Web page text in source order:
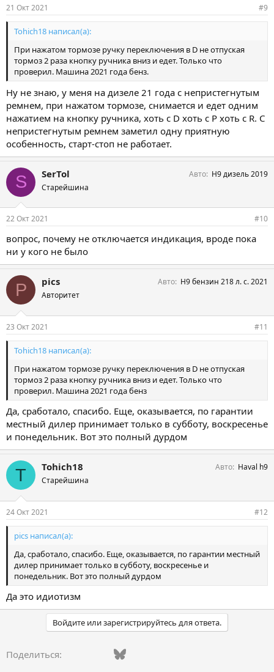
21 Окт 2021 #9
Tohich18 написал(а):
При нажатом тормозе ручку переключения в D не отпуская
тормоз 2 раза кнопку ручника вниз и едет. Только что
проверил. Машина 2021 года бенз.
Ну не знаю, у меня на дизеле 21 года с непристегнутым
ремнем, при нажатом тормозе, снимается и едет одним
нажатием на кнопку ручника, хоть с D хоть с Р хоть с R. С
непристегнутым ремнем заметил одну приятную
особенность, старт-стоп не работает.
S SerTol
Старейшина
Авто Н9 дизель 2019
22 Окт 2021 #10
вопрос, почему не отключается индикация, вроде пока
ни у кого не было
P pics
Авторитет
Авто H9 бензин 218 л. с. 2021
23 Окт 2021 #11
Tohich18 написал(а):
При нажатом тормозе ручку переключения в D не отпуская
тормоз 2 раза кнопку ручника вниз и едет. Только что
проверил. Машина 2021 года бенз
Да, сработало, спасибо. Еще, оказывается, по гарантии
местный дилер принимает только в субботу, воскресенье
и понедельник. Вот это полный дурдом
T Tohich18
Старейшина
Авто Haval h9
24 Окт 2021 #12
pics написал(а):
Да, сработало, спасибо. Еще, оказывается, по гарантии местный
дилер принимает только в субботу, воскресенье и
понедельник. Вот это полный дурдом
Да это идиотизм
Войдите или зарегистрируйтесь для ответа.
Поделиться: Vkontakte
FacebookBluesky